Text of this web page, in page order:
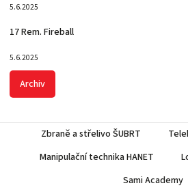
5.6.2025
17 Rem. Fireball
5.6.2025
Archiv
Zbraně a střelivo ŠUBRT
Manipulační technika HANET
Sami Academy